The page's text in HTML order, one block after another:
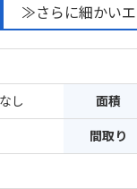
≫さらに細かいエ
し 面積
間取り